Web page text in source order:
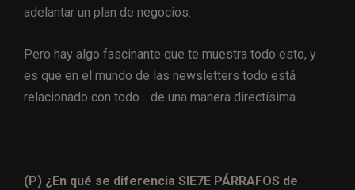
adelantar un plan de negocios.
Pero hay algo fascinante que te muestra todo esto, y
es que en el mundo de las newsletters todo está
relacionado con todo… de una manera directísima.
(P) ¿En qué se diferencia SIE7E PÁRRAFOS de